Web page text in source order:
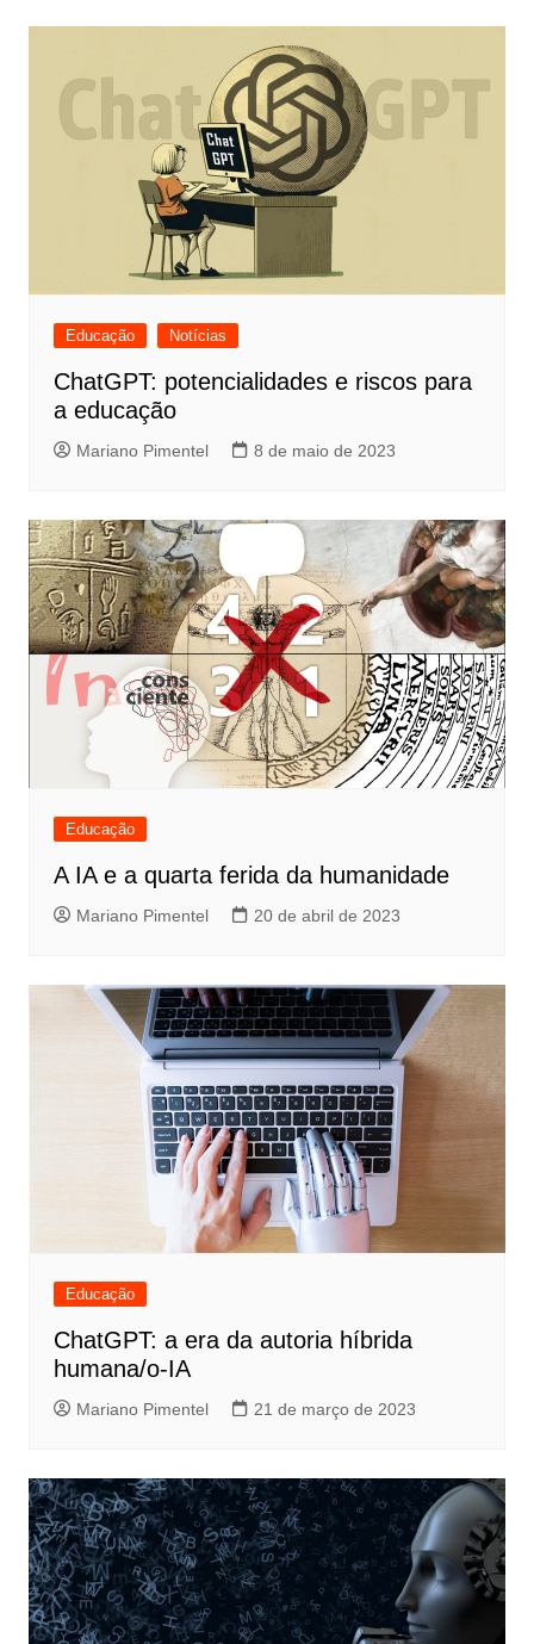
Educação Notícias
ChatGPT: potencialidades e riscos para
a educação
Mariano Pimentel 8 de maio de 2023
Educação
A IA e a quarta ferida da humanidade
Mariano Pimentel 20 de abril de 2023
Educação
ChatGPT: a era da autoria híbrida
humana/o-IA
Mariano Pimentel 21 de março de 2023